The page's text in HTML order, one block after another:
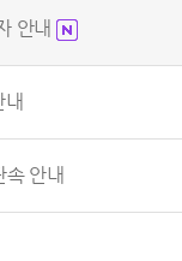
안내
속 안내